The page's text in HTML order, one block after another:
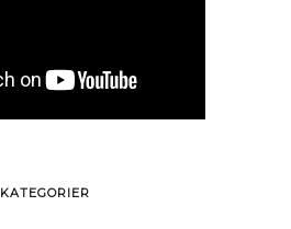
KATEGORIER